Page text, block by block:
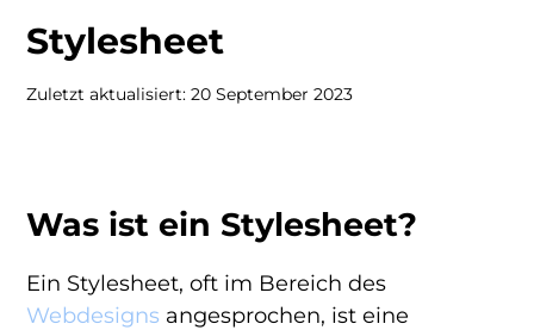
Stylesheet
Zuletzt aktualisiert: 20 September 2023
Was ist ein Stylesheet?
Ein Stylesheet, oft im Bereich des
Webdesigns angesprochen, ist eine